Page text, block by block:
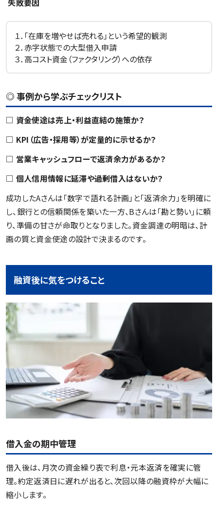
１．「在庫を増やせば売れる」という希望的観測
２．赤字状態での大型借入申請
３．高コスト資金（ファクタリング）への依存
◎ 事例から学ぶチェックリスト
□ 資金使途は売上・利益直結の施策か？
□ KPI（広告・採用等）が定量的に示せるか？
□ 営業キャッシュフローで返済余力があるか？
□ 個人信用情報に延滞や過剰借入はないか？
成功したAさんは「数字で語れる計画」と「返済余力」を明確に
し、銀行との信頼関係を築いた一方、Bさんは「勘と勢い」に頼
り、準備の甘さが命取りとなりました。資金調達の明暗は、計
画の質と資金使途の設計で決まるのです。
融資後に気をつけること
借入金の期中管理
借入後は、月次の資金繰り表で利息・元本返済を確実に管
理。約定返済日に遅れが出ると、次回以降の融資枠が大幅に
縮小します。